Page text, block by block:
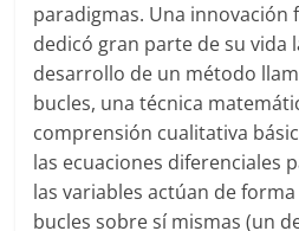
paradigmas. Una innovación
dedicó gran parte de su vida
desarrollo de un método
bucles, una técnica
comprensión cualitativa
las ecuaciones diferenciales
las variables actúan de
bucles sobre sí mismas (un